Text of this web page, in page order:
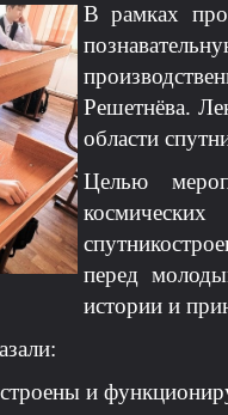
В рамках
Решетнёва.
области
Целью
перед
истории и
и